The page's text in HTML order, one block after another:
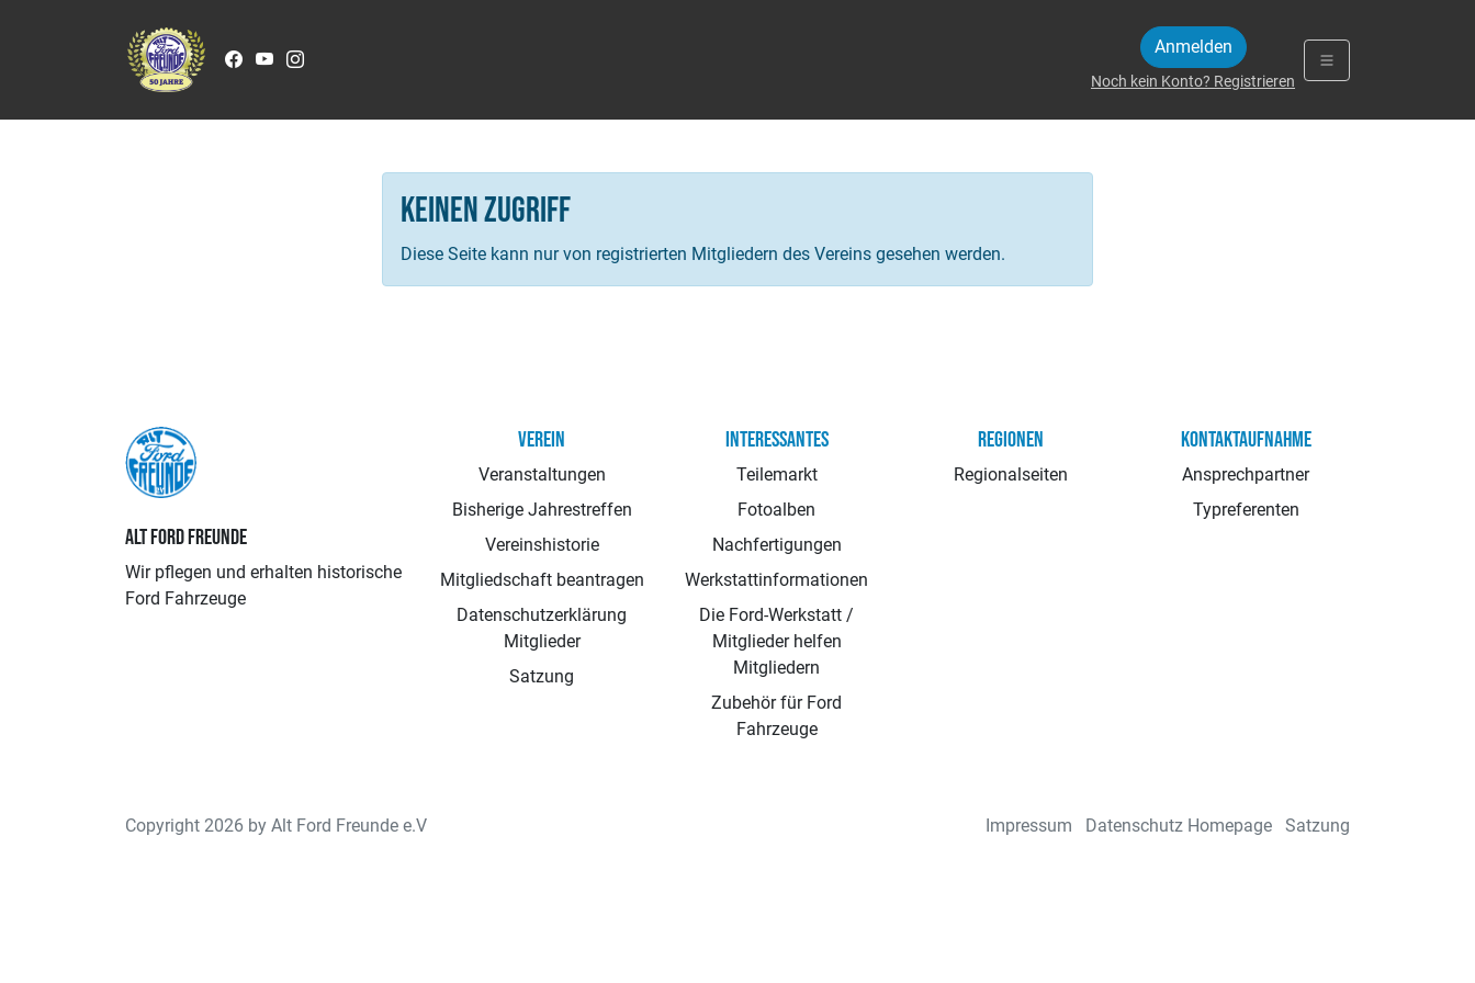
Anmelden
Noch kein Konto? Registrieren
Keinen Zugriff
Diese Seite kann nur von registrierten Mitgliedern des Vereins gesehen werden.
ALT FORD FREUNDE
Wir pflegen und erhalten historische
Ford Fahrzeuge
VEREIN
Veranstaltungen
Bisherige Jahrestreffen
Vereinshistorie
Mitgliedschaft beantragen
Datenschutzerklärung
Mitglieder
Satzung
INTERESSANTES
Teilemarkt
Fotoalben
Nachfertigungen
Werkstattinformationen
Die Ford-Werkstatt /
Mitglieder helfen
Mitgliedern
Zubehör für Ford
Fahrzeuge
REGIONEN
Regionalseiten
KONTAKTAUFNAHME
Ansprechpartner
Typreferenten
Copyright 2026 by Alt Ford Freunde e.V Impressum Datenschutz Homepage Satzung